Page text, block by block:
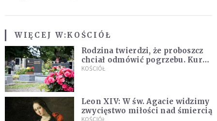
WIĘCEJ W:KOŚCIÓŁ
Rodzina twierdzi, że proboszcz
chciał odmówić pogrzebu. Kuria
zapowiada wyjaśnienia
KOŚCIÓŁ
Leon XIV: W św. Agacie widzimy
zwycięstwo miłości nad śmiercią
KOŚCIÓŁ